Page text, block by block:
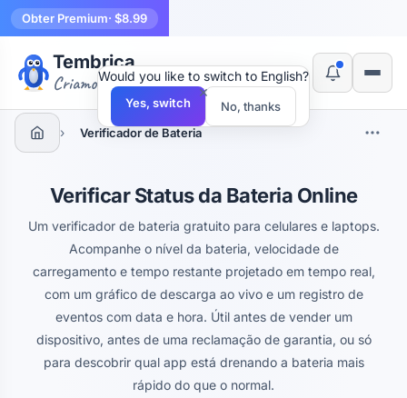
Obter Premium· $8.99
Tembrica
Criamos ferramentas
› Verificador de Bateria
Verificar Status da Bateria Online
Um verificador de bateria gratuito para celulares e laptops.
Acompanhe o nível da bateria, velocidade de
carregamento e tempo restante projetado em tempo real,
com um gráfico de descarga ao vivo e um registro de
eventos com data e hora. Útil antes de vender um
dispositivo, antes de uma reclamação de garantia, ou só
para descobrir qual app está drenando a bateria mais
rápido do que o normal.
×
Would you like to switch to English?
Yes, switch No, thanks